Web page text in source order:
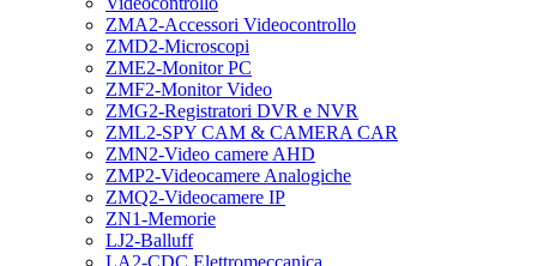
ZMA2-Accessori Videocontrollo
ZMD2-Microscopi
ZME2-Monitor PC
ZMF2-Monitor Video
ZMG2-Registratori DVR e NVR
ZML2-SPY CAM & CAMERA CAR
ZMN2-Video camere AHD
ZMP2-Videocamere Analogiche
ZMQ2-Videocamere IP
ZN1-Memorie
LJ2-Balluff
LA2-CDC Elettromeccanica